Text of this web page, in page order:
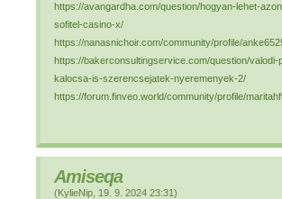
https://avangardha.com/question/hogyan-lehet-
sofitel-casino-x/
https://nanasnichoir.com/community/profile/
https://bakerconsultingservice.com/question/
kalocsa-is-szerencsejatek-nyeremenyek-2/
https://forum.finveo.world/community/profile/
Amiseqa
(KylieNip 19. 9. 2024 23:31)